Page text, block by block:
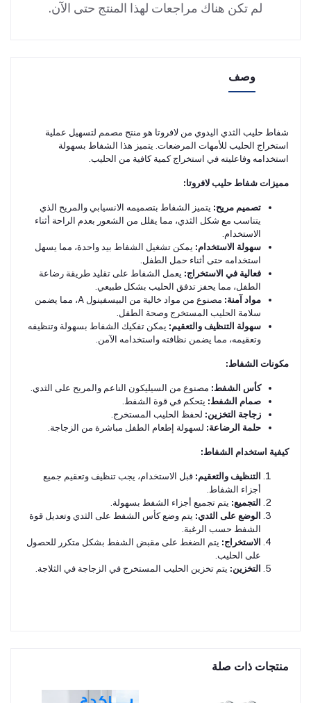
لم تكن هناك مراجعات لهذا المنتج حتى الآن.
وصف
شفاط حليب الثدي اليدوي من لافروتا هو منتج مصمم لتسهيل عملية
استخراج الحليب للأمهات المرضعات. يتميز هذا الشفاط بسهولة
استخدامه وفاعليته في استخراج كمية كافية من الحليب.
مميزات شفاط حليب لافروتا:
تصميم مريح: يتميز الشفاط بتصميمه الانسيابي والمريح الذي
يتناسب مع شكل الثدي، مما يقلل من الشعور بعدم الراحة أثناء
الاستخدام.
سهولة الاستخدام: يمكن تشغيل الشفاط بيد واحدة، مما يسهل
استخدامه حتى أثناء حمل الطفل.
فعالية في الاستخراج: يعمل الشفاط على تقليد طريقة رضاعة
الطفل، مما يحفز تدفق الحليب بشكل طبيعي.
مواد آمنة:
مصنوع من مواد خالية من البيسفينول A، مما يضمن
سلامة الحليب المستخرج وصحة الطفل.
سهولة التنظيف والتعقيم: يمكن تفكيك الشفاط بسهولة وتنظيفه
وتعقيمه، مما يضمن نظافته واستخدامه الآمن.
مكونات الشفاط:
كأس الشفط: مصنوع من السيليكون الناعم والمريح على الثدي.
صمام الشفط: يتحكم في قوة الشفط.
زجاجة التخزين: لحفظ الحليب المستخرج.
حلمة الرضاعة: لسهولة إطعام الطفل مباشرة من الزجاجة.
كيفية استخدام الشفاط:
التنظيف والتعقيم: قبل الاستخدام، يجب تنظيف وتعقيم جميع
أجزاء الشفاط.
التجميع: يتم تجميع أجزاء الشفط بسهولة.
الوضع على الثدي: يتم وضع كأس الشفط على الثدي وتعديل قوة
الشفط حسب الرغبة.
الاستخراج: يتم الضغط على مقبض الشفط بشكل متكرر للحصول
على الحليب.
التخزين: يتم تخزين الحليب المستخرج في الزجاجة في الثلاجة.
منتجات ذات صلة